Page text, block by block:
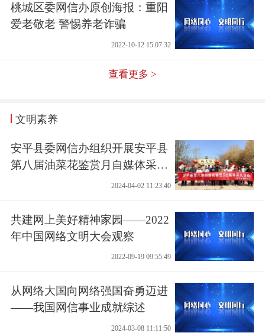
桃城区委网信办原创海报：重阳
爱老敬老 警惕养老诈骗
2022-10-12 15:07:32
查看更多 >
文明素养
安平县委网信办组织开展安平县
第八届油菜花鉴赏月自媒体采风
2024-04-02 11:23:40
共建网上美好精神家园——2022
年中国网络文明大会观察
2022-09-19 09:55:49
从网络大国向网络强国奋勇迈进
——我国网信事业成就综述
2024-03-08 11:11:50